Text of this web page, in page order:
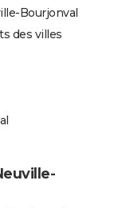
Bourjonval
des villes